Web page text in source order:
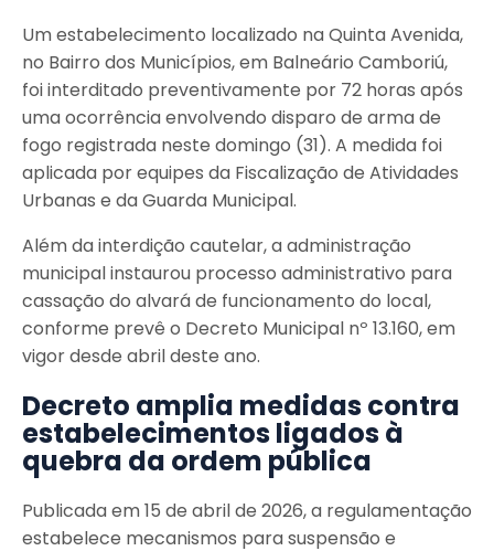
Um estabelecimento localizado na Quinta Avenida,
no Bairro dos Municípios, em Balneário Camboriú,
foi interditado preventivamente por 72 horas após
uma ocorrência envolvendo disparo de arma de
fogo registrada neste domingo (31). A medida foi
aplicada por equipes da Fiscalização de Atividades
Urbanas e da Guarda Municipal.
Além da interdição cautelar, a administração
municipal instaurou processo administrativo para
cassação do alvará de funcionamento do local,
conforme prevê o Decreto Municipal nº 13.160, em
vigor desde abril deste ano.
Decreto amplia medidas contra
estabelecimentos ligados à
quebra da ordem pública
Publicada em 15 de abril de 2026, a regulamentação
estabelece mecanismos para suspensão e